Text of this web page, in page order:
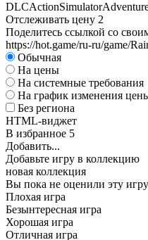
DLCActionSimulator
Отслеживать цену 2
Поделитесь ссылкой со
https://hot.game/ru-ru/game/
Обычная
На цены
На системные требования
На график изменения
Без региона
HTML-виджет
В избранное 5
Добавить...
Добавьте игру в коллекцию
новая коллекция
Вы пока не оценили эту игру
Плохая игра
Безынтересная игра
Хорошая игра
Отличная игра